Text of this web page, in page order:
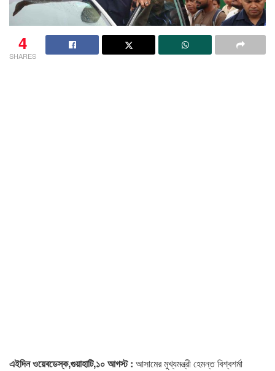
4
SHARES
এইদিন ওয়েবডেস্ক,গুয়াহাটি,১০ আগস্ট : আসামের মুখ্যমন্ত্রী হেমন্ত বিশ্বশর্মা